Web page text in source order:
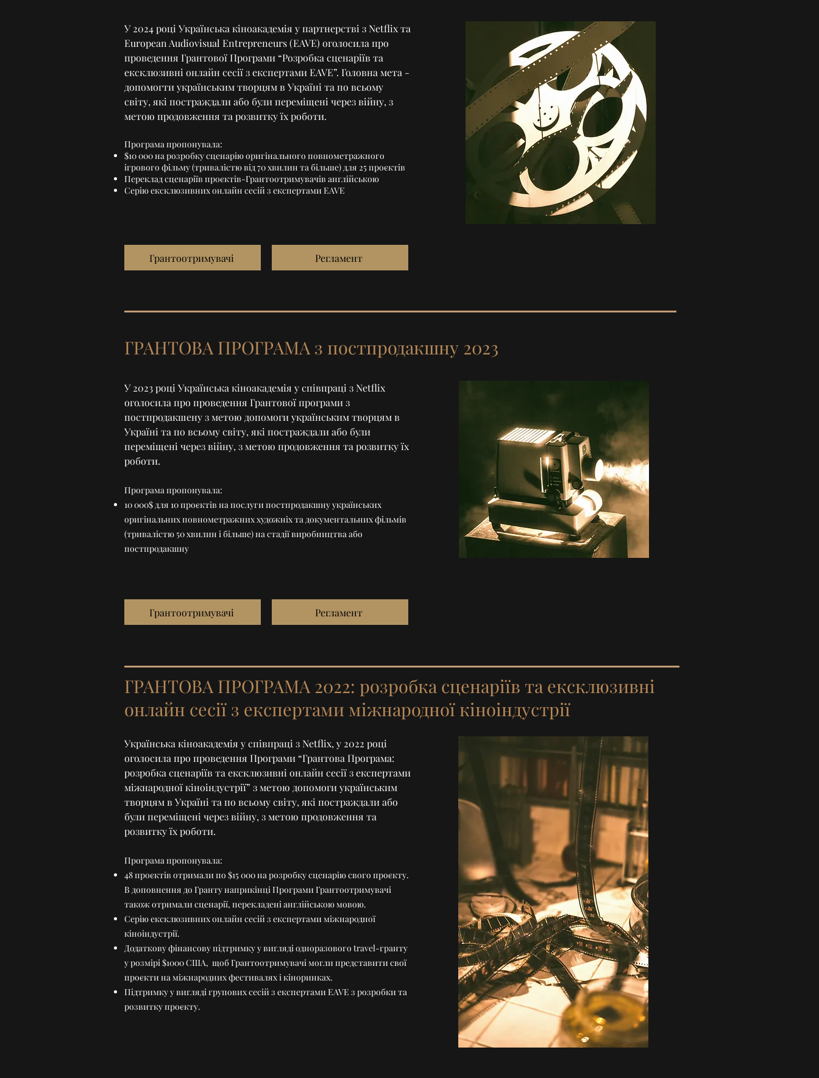
У 2024 році Українська кіноакадемія у партнерстві з Netflix та
European Audiovisual Entrepreneurs (EAVE) оголосила про
проведення Грантової Програми “Розробка сценаріїв та
ексклюзивні онлайн сесії з експертами EAVE”. Головна мета -
допомогти українським творцям в Україні та по всьому
світу, які постраждали або були переміщені через війну, з
метою продовження та розвитку їх роботи.
Програма пропонувала:
$10 000 на розробку сценарію оригінального повнометражного
ігрового фільму (тривалістю від 70 хвилин та більше) для 25 проєктів
Переклад сценаріїв проєктів-Грантоотримувачів англійською
Серію ексклюзивних онлайн сесій з експертами EAVE
Грантоотримувачі Регламент
ГРАНТОВА ПРОГРАМА з постпродакшну 2023
У 2023 році Українська кіноакадемія у співпраці з Netflix
оголосила про проведення Грантової програми з
постпродакшену з метою допомоги українським творцям в
Україні та по всьому світу, які постраждали або були
переміщені через війну, з метою продовження та розвитку їх
роботи.
Програма пропонувала:
10 000$ для 10 проєктів на послуги постпродакшну українських
оригінальних повнометражних художніх та документальних фільмів
(тривалістю 50 хвилин і більше) на стадії виробництва або
постпродакшну
Грантоотримувачі Регламент
ГРАНТОВА ПРОГРАМА 2022: розробка сценаріїв та ексклюзивні
онлайн сесії з експертами міжнародної кіноіндустрії
Українська кіноакадемія у співпраці з Netflix, у 2022 році
оголосила про проведення Програми “Грантова Програма:
розробка сценаріїв та ексклюзивні онлайн сесії з експертами
міжнародної кіноіндустрії” з метою допомоги українським
творцям в Україні та по всьому світу, які постраждали або
були переміщені через війну, з метою продовження та
розвитку їх роботи.
Програма пропонувала:
48 проєктів отримали по $15 000 на розробку сценарію свого проєкту.
В доповнення до Гранту наприкінці Програми Грантоотримувачі
також отримали сценарії, перекладені англійською мовою.
Серію ексклюзивних онлайн сесій з експертами міжнародної
кіноіндустрії.
Додаткову фінансову підтримку у вигляді одноразового travel-гранту
у розмірі $1000 США, щоб Грантоотримувачі могли представити свої
проєкти на міжнародних фестивалях і кіноринках.
Підтримку у вигляді групових сесій з експертами EAVE з розробки та
розвитку проєкту.